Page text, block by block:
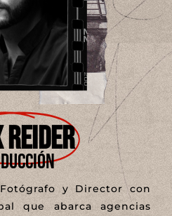
reider
y Director con
que abarca agencias